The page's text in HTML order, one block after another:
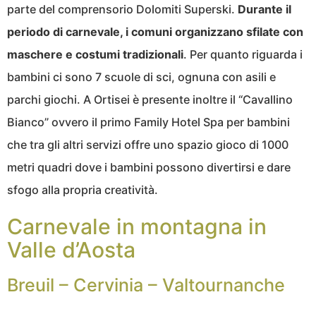
parte del comprensorio Dolomiti Superski. Durante il
periodo di carnevale, i comuni organizzano sfilate con
maschere e costumi tradizionali. Per quanto riguarda i
bambini ci sono 7 scuole di sci, ognuna con asili e
parchi giochi. A Ortisei è presente inoltre il “Cavallino
Bianco” ovvero il primo Family Hotel Spa per bambini
che tra gli altri servizi offre uno spazio gioco di 1000
metri quadri dove i bambini possono divertirsi e dare
sfogo alla propria creatività.
Carnevale in montagna in
Valle d’Aosta
Breuil – Cervinia – Valtournanche